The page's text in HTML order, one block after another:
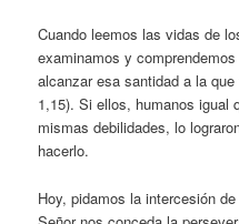
Cuando leemos las vidas de
examinamos y
alcanzar esa santidad a la
1,15). Si ellos, humanos igual
mismas debilidades, lo
hacerlo.
Hoy, pidamos la intercesión